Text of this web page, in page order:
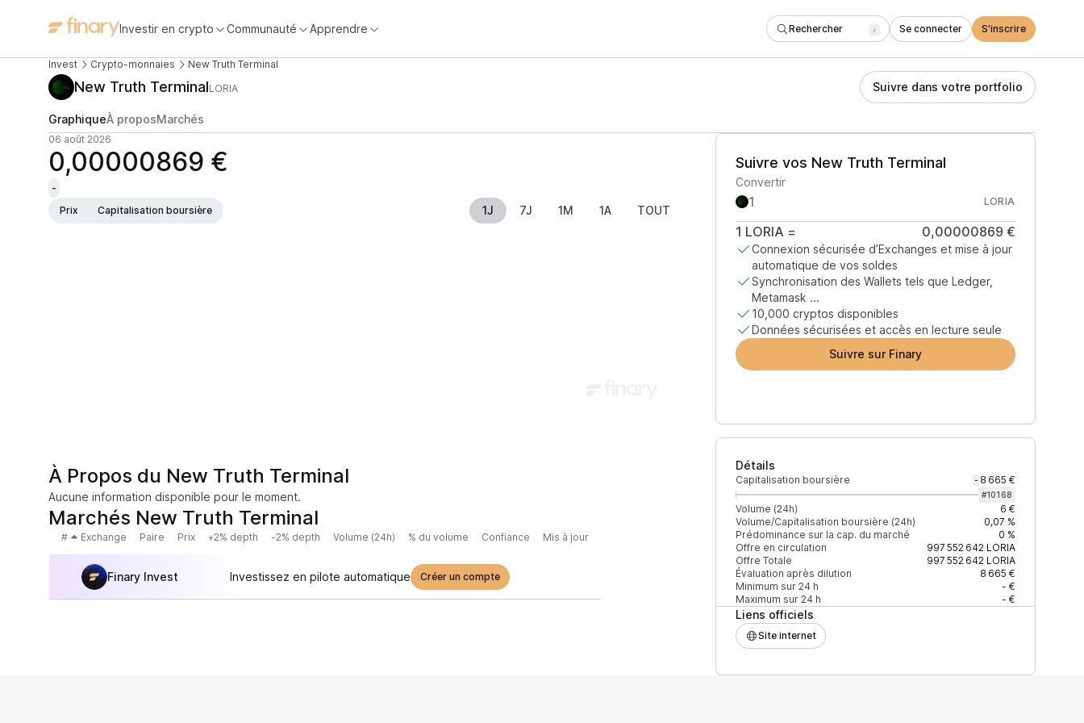
Investir en crypto Communauté Apprendre Rechercher / Se connecter S'inscrire
Invest Crypto-monnaies New Truth Terminal
New Truth TerminalLORIA Suivre dans votre portfolio
GraphiqueÀ proposMarchés
06 août 2026
0,00000869 €
-
Prix
Capitalisation boursière 1J 7J 1M 1A TOUT
Suivre vos New Truth Terminal
Convertir
LORIA
1 LORIA = 0,00000869 €
Connexion sécurisée d’Exchanges et mise à jour
automatique de vos soldes
Synchronisation des Wallets tels que Ledger,
Metamask ...
10,000 cryptos disponibles
Données sécurisées et accès en lecture seule
Suivre sur Finary
Détails
Capitalisation boursière - 8 665 €
#10168
Volume (24h)
6 €
Volume/Capitalisation boursière (24h)
0,07 %
Prédominance sur la cap. du marché
0 %
Offre en circulation
997 552 642LORIA
Offre Totale
997 552 642LORIA
Évaluation après dilution
8 665 €
Minimum sur 24 h
- €
Maximum sur 24 h
- €
Liens officiels
Site internet
À Propos du New Truth Terminal
Aucune information disponible pour le moment.
Marchés New Truth Terminal
# Exchange Paire Prix +2% depth -2% depth Volume (24h) % du volume Confiance Mis à jour
Finary Invest Investissez en pilote automatique Créer un compte